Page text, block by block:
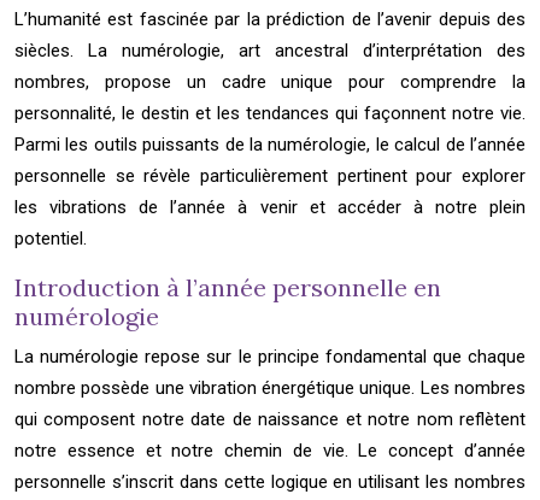
L’humanité est fascinée par la prédiction de l’avenir depuis des
siècles. La numérologie, art ancestral d’interprétation des
nombres, propose un cadre unique pour comprendre la
personnalité, le destin et les tendances qui façonnent notre vie.
Parmi les outils puissants de la numérologie, le calcul de l’année
personnelle se révèle particulièrement pertinent pour explorer
les vibrations de l’année à venir et accéder à notre plein
potentiel.
Introduction à l’année personnelle en
numérologie
La numérologie repose sur le principe fondamental que chaque
nombre possède une vibration énergétique unique. Les nombres
qui composent notre date de naissance et notre nom reflètent
notre essence et notre chemin de vie. Le concept d’année
personnelle s’inscrit dans cette logique en utilisant les nombres